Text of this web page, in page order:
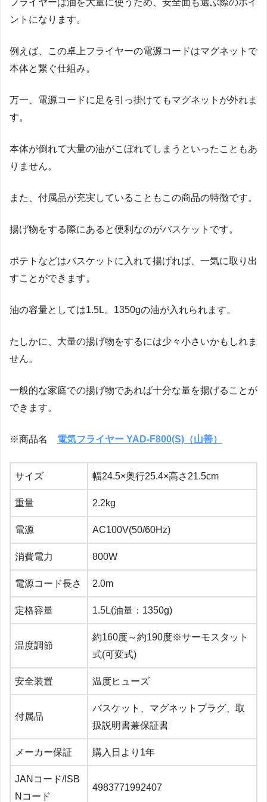
フライヤーは油を大量に使うため、安全面も選ぶ際のポイ
ントになります。
例えば、この卓上フライヤーの電源コードはマグネットで
本体と繋ぐ仕組み。
万一、電源コードに足を引っ掛けてもマグネットが外れま
す。
本体が倒れて大量の油がこぼれてしまうといったこともあ
りません。
また、付属品が充実していることもこの商品の特徴です。
揚げ物をする際にあると便利なのがバスケットです。
ポテトなどはバスケットに入れて揚げれば、一気に取り出
すことができます。
油の容量としては1.5L。1350gの油が入れられます。
たしかに、大量の揚げ物をするには少々小さいかもしれま
せん。
一般的な家庭での揚げ物であれば十分な量を揚げることが
できます。
※商品名 電気フライヤー YAD-F800(S)（山善）
サイズ 幅24.5×奥行25.4×高さ21.5cm
重量 2.2kg
電源 AC100V(50/60Hz)
消費電力 800W
電源コード長さ 2.0m
定格容量 1.5L(油量：1350g)
温度調節
約160度～約190度※サーモスタット
式(可変式)
安全装置 温度ヒューズ
付属品
バスケット、マグネットプラグ、取
扱説明書兼保証書
メーカー保証 購入日より1年
JANコード/ISB
Nコード
4983771992407